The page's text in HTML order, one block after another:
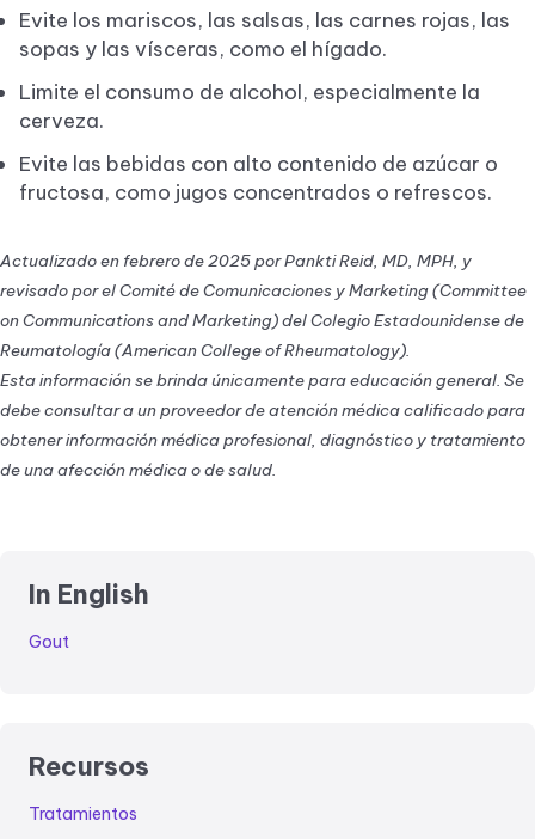
Evite los mariscos, las salsas, las carnes rojas, las
sopas y las vísceras, como el hígado.
Limite el consumo de alcohol, especialmente la
cerveza.
Evite las bebidas con alto contenido de azúcar o
fructosa, como jugos concentrados o refrescos.
Actualizado en febrero de 2025 por Pankti Reid, MD, MPH, y
revisado por el Comité de Comunicaciones y Marketing (Committee
on Communications and Marketing) del Colegio Estadounidense de
Reumatología (American College of Rheumatology).
Esta información se brinda únicamente para educación general. Se
debe consultar a un proveedor de atención médica calificado para
obtener información médica profesional, diagnóstico y tratamiento
de una afección médica o de salud.
In English
Gout
Recursos
Tratamientos